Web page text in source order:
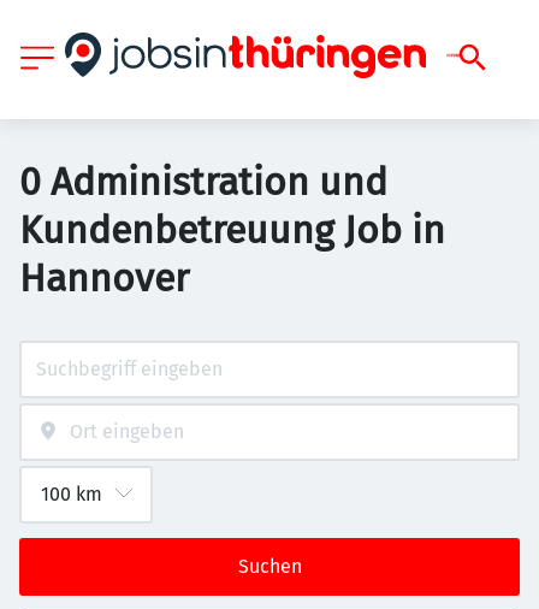
0 Administration und
Kundenbetreuung Job in
Hannover
Suchen